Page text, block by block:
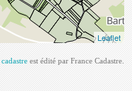
cadastreest édité par France Cadastre.